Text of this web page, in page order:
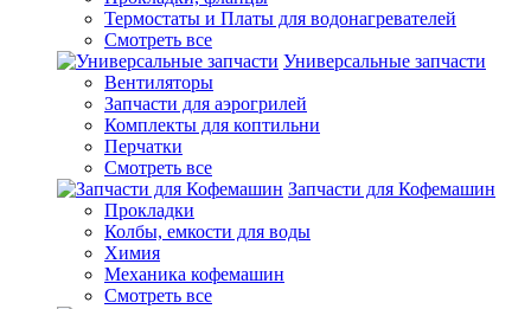
Термостаты и Платы для водонагревателей
Смотреть все
Универсальные запчасти
Вентиляторы
Запчасти для аэрогрилей
Комплекты для коптильни
Перчатки
Смотреть все
Запчасти для Кофемашин
Прокладки
Колбы, емкости для воды
Химия
Механика кофемашин
Смотреть все